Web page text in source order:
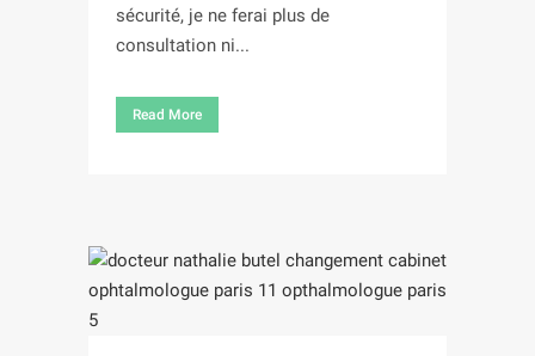
sécurité, je ne ferai plus de
consultation ni...
Read More